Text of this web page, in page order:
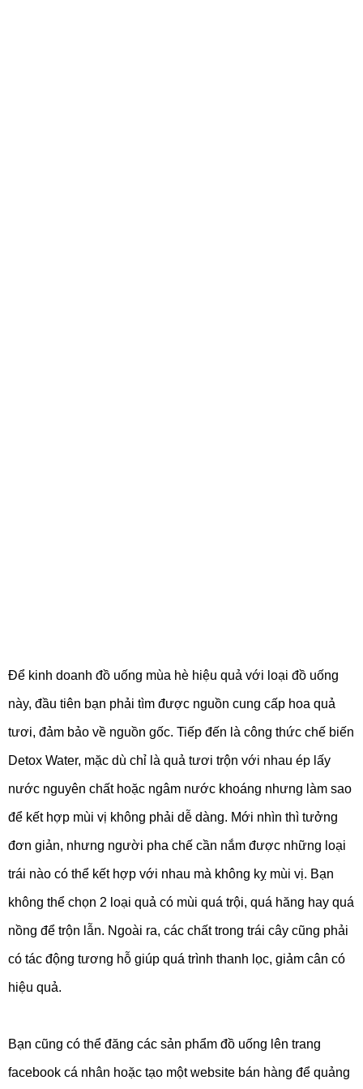
Để kinh doanh đồ uống mùa hè hiệu quả với loại đồ uống
này, đầu tiên bạn phải tìm được nguồn cung cấp hoa quả
tươi, đảm bảo về nguồn gốc. Tiếp đến là công thức chế biến
Detox Water, mặc dù chỉ là quả tươi trộn với nhau ép lấy
nước nguyên chất hoặc ngâm nước khoáng nhưng làm sao
để kết hợp mùi vị không phải dễ dàng. Mới nhìn thì tưởng
đơn giản, nhưng người pha chế cần nắm được những loại
trái nào có thể kết hợp với nhau mà không kỵ mùi vị. Bạn
không thể chọn 2 loại quả có mùi quá trội, quá hăng hay quá
nồng để trộn lẫn. Ngoài ra, các chất trong trái cây cũng phải
có tác động tương hỗ giúp quá trình thanh lọc, giảm cân có
hiệu quả.
Bạn cũng có thể đăng các sản phẩm đồ uống lên trang
facebook cá nhân hoặc tạo một website bán hàng để quảng